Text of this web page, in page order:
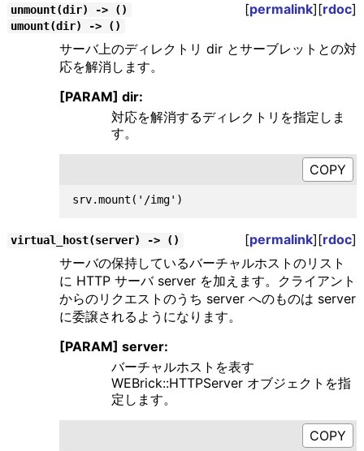
unmount(dir) -> () [permalink][rdoc]
umount(dir) -> ()
サーバ上のディレクトリ dir とサーブレットとの対
応を解消します。
[PARAM] dir:
対応を解消するディレクトリを指定しま
す。
virtual_host(server) -> () [permalink][rdoc]
サーバの保持しているバーチャルホストのリスト
に HTTP サーバ server を加えます。クライアント
からのリクエストのうち server へのものは server
に委譲されるようになります。
[PARAM] server:
バーチャルホストを表す
WEBrick::HTTPServer オブジェクトを指
定します。